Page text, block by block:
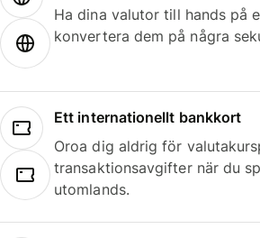
Ha dina valutor till hands på
konvertera dem på några
Ett internationellt bankkort
Oroa dig aldrig för
transaktionsavgifter när du
utomlands.